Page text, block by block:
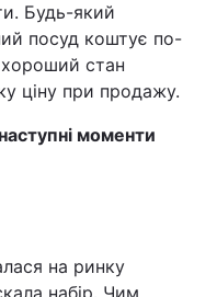
Будь-який
посуд коштує по-
хороший стан
ціну при продажу.
моменти
на ринку
набір. Чим